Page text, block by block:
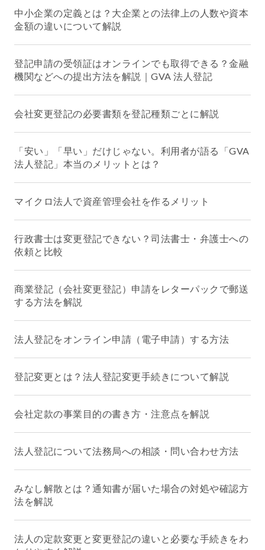
中小企業の定義とは？大企業との法律上の人数や資本
金額の違いについて解説
登記申請の受領証はオンラインでも取得できる？金融
機関などへの提出方法を解説｜GVA 法人登記
会社変更登記の必要書類を登記種類ごとに解説
「安い」「早い」だけじゃない。利用者が語る「GVA
法人登記」本当のメリットとは？
マイクロ法人で資産管理会社を作るメリット
行政書士は変更登記できない？司法書士・弁護士への
依頼と比較
商業登記（会社変更登記）申請をレターパックで郵送
する方法を解説
法人登記をオンライン申請（電子申請）する方法
登記変更とは？法人登記変更手続きについて解説
会社定款の事業目的の書き方・注意点を解説
法人登記について法務局への相談・問い合わせ方法
みなし解散とは？通知書が届いた場合の対処や確認方
法を解説
法人の定款変更と変更登記の違いと必要な手続きをわ